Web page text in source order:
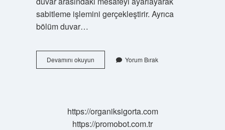
sabitleme işlemini gerçekleştirir. Ayrıca
bölüm duvar…
Devamını okuyunAgraf
Nerelerde
Yorum Bırak
https://organiksigorta.com
https://promobot.com.tr